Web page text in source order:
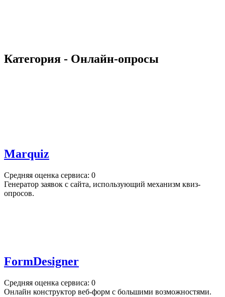
Категория - Онлайн-опросы
Marquiz
Средняя оценка сервиса: 0
Генератор заявок с сайта, использующий механизм квиз-
опросов.
FormDesigner
Средняя оценка сервиса: 0
Онлайн конструктор веб-форм с большими возможностями.